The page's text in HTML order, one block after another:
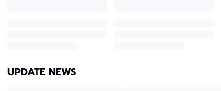
UPDATE NEWS